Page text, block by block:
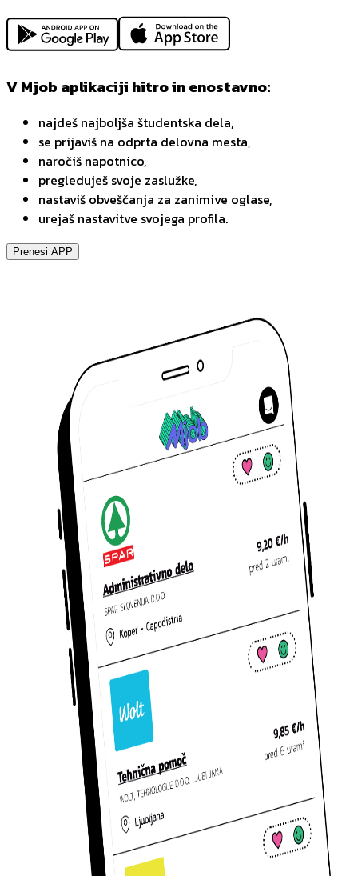
V Mjob aplikaciji hitro in enostavno:
najdeš najboljša študentska dela,
se prijaviš na odprta delovna mesta,
naročiš napotnico,
pregleduješ svoje zaslužke,
nastaviš obveščanja za zanimive oglase,
urejaš nastavitve svojega profila.
Prenesi APP